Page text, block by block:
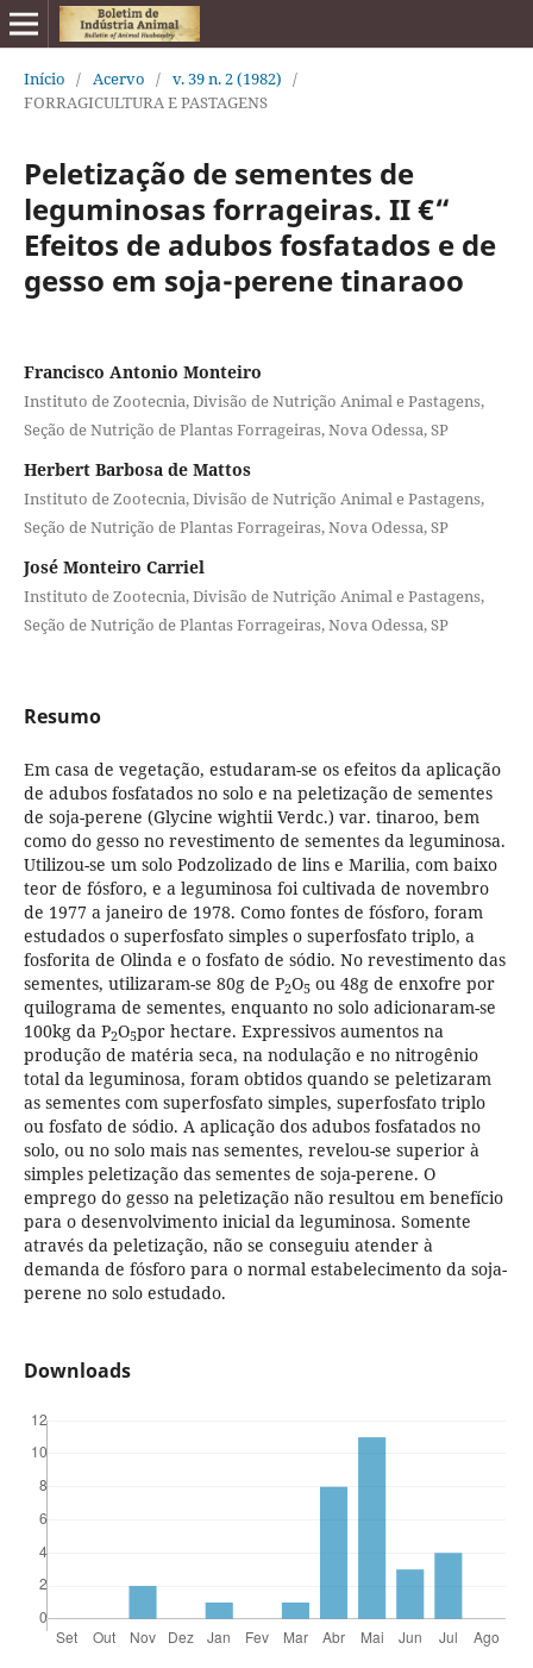
Início / Acervo / v. 39 n. 2 (1982) /
FORRAGICULTURA E PASTAGENS
Peletização de sementes de
leguminosas forrageiras. II €“
Efeitos de adubos fosfatados e de
gesso em soja-perene tinaraoo
Francisco Antonio Monteiro
Instituto de Zootecnia, Divisão de Nutrição Animal e Pastagens,
Seção de Nutrição de Plantas Forrageiras, Nova Odessa, SP
Herbert Barbosa de Mattos
Instituto de Zootecnia, Divisão de Nutrição Animal e Pastagens,
Seção de Nutrição de Plantas Forrageiras, Nova Odessa, SP
José Monteiro Carriel
Instituto de Zootecnia, Divisão de Nutrição Animal e Pastagens,
Seção de Nutrição de Plantas Forrageiras, Nova Odessa, SP
Resumo
Em casa de vegetação, estudaram-se os efeitos da aplicação
de adubos fosfatados no solo e na peletização de sementes
de soja-perene (Glycine wightii Verdc.) var. tinaroo, bem
como do gesso no revestimento de sementes da leguminosa.
Utilizou-se um solo Podzolizado de lins e Marilia, com baixo
teor de fósforo, e a leguminosa foi cultivada de novembro
de 1977 a janeiro de 1978. Como fontes de fósforo, foram
estudados o superfosfato simples o superfosfato triplo, a
fosforita de Olinda e o fosfato de sódio. No revestimento das
sementes, utilizaram-se 80g de P2O5ou 48g de enxofre por
quilograma de sementes, enquanto no solo adicionaram-se
100kg da P2O5por hectare. Expressivos aumentos na
produção de matéria seca, na nodulação e no nitrogênio
total da leguminosa, foram obtidos quando se peletizaram
as sementes com superfosfato simples, superfosfato triplo
ou fosfato de sódio. A aplicação dos adubos fosfatados no
solo, ou no solo mais nas sementes, revelou-se superior à
simples peletização das sementes de soja-perene. O
emprego do gesso na peletização não resultou em benefício
para o desenvolvimento inicial da leguminosa. Somente
através da peletização, não se conseguiu atender à
demanda de fósforo para o normal estabelecimento da soja-
perene no solo estudado.
Downloads